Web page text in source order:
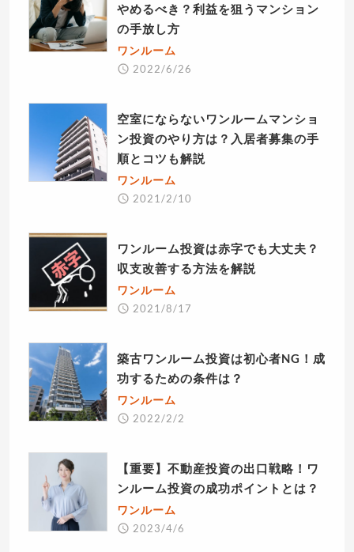
やめるべき？利益を狙うマンション
の手放し方
ワンルーム
2022/6/26
空室にならないワンルームマンショ
ン投資のやり方は？入居者募集の手
順とコツも解説
ワンルーム
2021/2/10
ワンルーム投資は赤字でも大丈夫？
収支改善する方法を解説
ワンルーム
2021/8/17
築古ワンルーム投資は初心者NG！成
功するための条件は？
ワンルーム
2022/2/2
【重要】不動産投資の出口戦略！ワ
ンルーム投資の成功ポイントとは？
ワンルーム
2023/4/6